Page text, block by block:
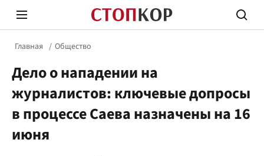
Стоп Политической Коррупции
Главная Общество
Дело о нападении на
журналистов: ключевые допросы
в процессе Саева назначены на 16
июня